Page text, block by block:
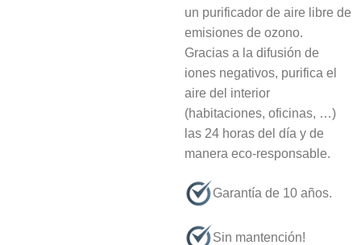
un purificador de aire libre de
emisiones de ozono.
Gracias a la difusión de
iones negativos, purifica el
aire del interior
(habitaciones, oficinas, …)
las 24 horas del día y de
manera eco-responsable.
Garantía de 10 años.
⁠Sin mantención!